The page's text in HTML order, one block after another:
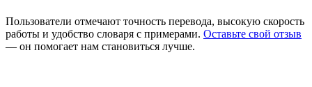
Пользователи отмечают точность перевода, высокую скорость
работы и удобство словаря с примерами. Оставьте свой отзыв
— он помогает нам становиться лучше.